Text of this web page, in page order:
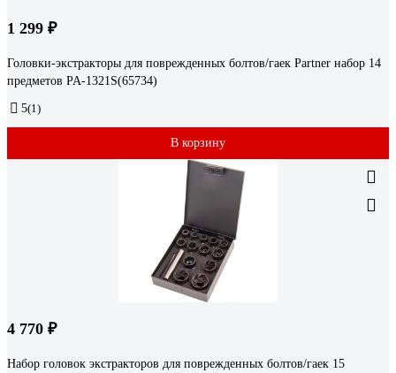
1 299 ₽
Головки-экстракторы для поврежденных болтов/гаек Partner набор 14
предметов PA-1321S(65734)
5(1)
В корзину
4 770 ₽
Набор головок экстракторов для поврежденных болтов/гаек 15